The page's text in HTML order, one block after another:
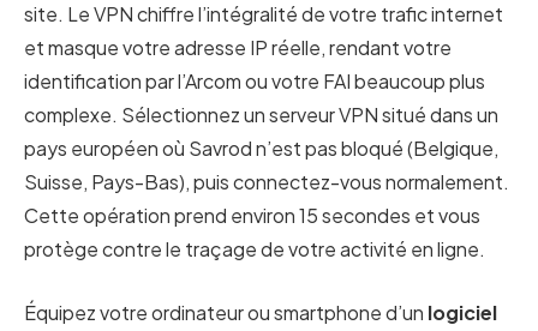
site. Le VPN chiffre l’intégralité de votre trafic internet
et masque votre adresse IP réelle, rendant votre
identification par l’Arcom ou votre FAI beaucoup plus
complexe. Sélectionnez un serveur VPN situé dans un
pays européen où Savrod n’est pas bloqué (Belgique,
Suisse, Pays-Bas), puis connectez-vous normalement.
Cette opération prend environ 15 secondes et vous
protège contre le traçage de votre activité en ligne.
Équipez votre ordinateur ou smartphone d’un logiciel